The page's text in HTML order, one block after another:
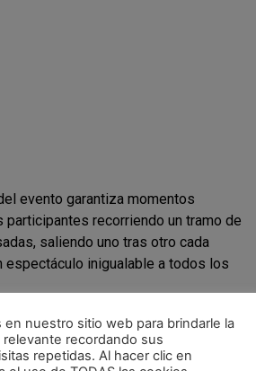
evento garantiza momentos
participantes recorriendo un tramo de
saliendo uno tras otro cada
espectáculo inigualable a todos los
de vivir la emoción de los rallys
potente Subaru Impreza WRX STI
Tierras de Cebreros! Prepara
en nuestro sitio web para brindarle la
recordando sus
repetidas. Al hacer clic en